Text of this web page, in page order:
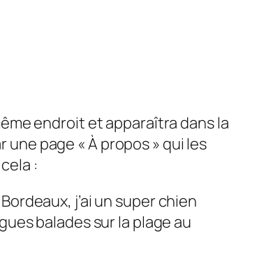
endroit et apparaîtra dans la
page « À propos » qui les
:
j’ai un super chien
balades sur la plage au